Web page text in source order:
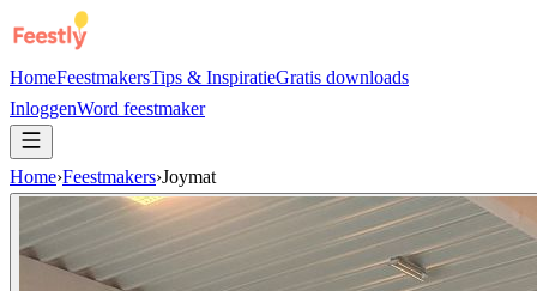
HomeFeestmakersTips & InspiratieGratis downloads
InloggenWord feestmaker
Home›Feestmakers›Joymat